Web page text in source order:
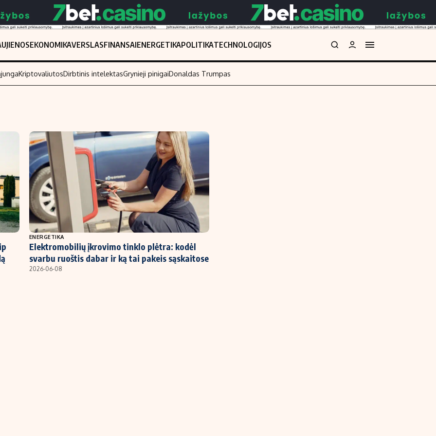
EKONOMIKAVERSLASFINANSAIENERGETIKAPOLITIKATECHNOLOGIJOS
Investavimas
Akcijų rinka
Saulės elektrinės
Kriptovaliutos
Infliacija
Migracija
Nedarbo išmokos skaičiuoklė
Indėliai
Indėlių skaičiuoklė
Būsto finansai
Įdomios naujienos
KriptovaliutosDirbtinis intelektasGrynieji pinigaiDonaldas Trumpas
ENERGETIKA
Elektromobilių įkrovimo tinklo plėtra: kodėl
svarbu ruoštis dabar ir ką tai pakeis sąskaitose
2026-06-08